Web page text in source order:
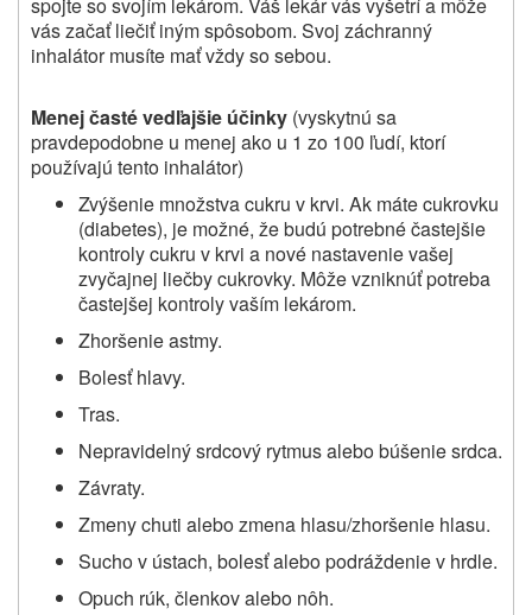
vás začať liečiť iným spôsobom. Svoj záchranný
inhalátor musíte mať vždy so sebou.
Menej časté vedľajšie účinky (vyskytnú sa
pravdepodobne u menej ako u 1 zo 100 ľudí, ktorí
používajú tento inhalátor)
Zvýšenie množstva cukru v krvi. Ak máte cukrovku
(diabetes), je možné, že budú potrebné častejšie
kontroly cukru v krvi a nové nastavenie vašej
zvyčajnej liečby cukrovky. Môže vzniknúť potreba
častejšej kontroly vaším lekárom.
Zhoršenie astmy.
Bolesť hlavy.
Tras.
Nepravidelný srdcový rytmus alebo búšenie srdca.
Závraty.
Zmeny chuti alebo zmena hlasu/zhoršenie hlasu.
Sucho v ústach, bolesť alebo podráždenie v hrdle.
Opuch rúk, členkov alebo nôh.